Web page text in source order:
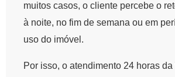
muitos casos, o cliente percebe o
à noite, no fim de semana ou em
uso do imóvel.
Por isso, o atendimento 24 horas